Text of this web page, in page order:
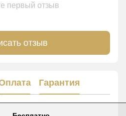
первый отзыв
отзыв
Гарантия